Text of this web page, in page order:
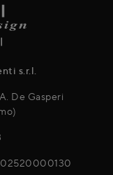
s.r.l.
De Gasperi
02520000130